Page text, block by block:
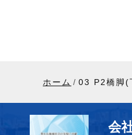
ホーム 03 P2橋脚(
会